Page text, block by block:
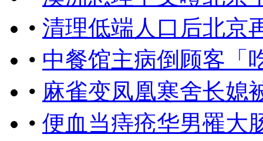
• 清理低端人口后北京
• 中餐馆主病倒顾客「
• 麻雀变凤凰寒舍长媳
• 便血当痔疮华男罹大